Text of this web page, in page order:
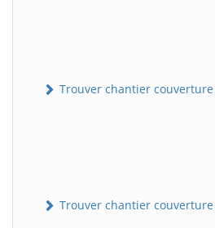
Trouver chantier
Trouver chantier couverture